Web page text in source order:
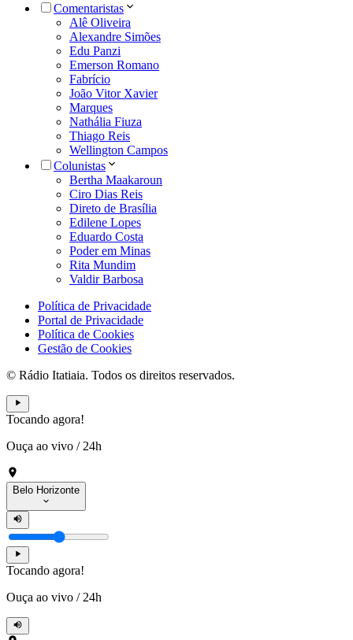
Comentaristas
Alê Oliveira
Alexandre Simões
Edu Panzi
Emerson Romano
Fabrício
João Vitor Xavier
Marques
Nathália Fiuza
Thiago Reis
Wellington Campos
Colunistas
Bertha Maakaroun
Ciro Dias Reis
Direto de Brasília
Edilene Lopes
Eduardo Costa
Poder em Minas
Rita Mundim
Valdir Barbosa
Política de Privacidade
Portal de Privacidade
Política de Cookies
Gestão de Cookies
© Rádio Itatiaia. Todos os direitos reservados.
Tocando agora!
Ouça ao vivo / 24h
Belo Horizonte
Tocando agora!
Ouça ao vivo / 24h